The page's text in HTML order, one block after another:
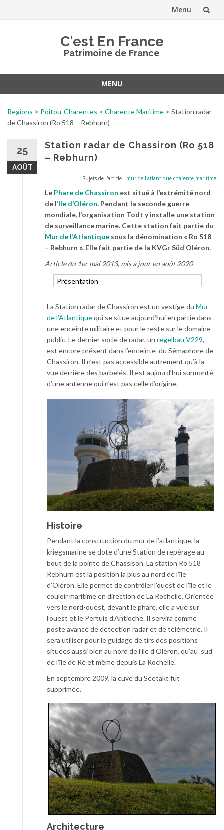
Menu
C'est En France
Patrimoine de France
MENU
contenu
Regions > Poitou-Charentes > Charente Maritime > Station radar
de Chassiron (Ro 518 – Rebhurn)
25
AOÛT
Station radar de Chassiron (Ro 518
– Rebhurn)
Sujets de l'article : mur de l'atlantique charente-maritime
Le Phare de Chassiron est situé à l’extrémité nord
de l’Ile d’Oléron. Pendant la seconde guerre
mondiale, l’organisation Todt y installe une station
de surveillance marine. Cette station fait partie du
Mur de l’Atlantique sous la dénomination « Ro 518
– Rebhurn ». Elle fait partie de la KVGr Süd Oléron.
Article du 1er mai 2013, mis a jour en août 2020
Présentation
La Station radar de Chassiron est un vestige du Mur
de l’Atlantiquequi se situe aujourd’hui en partie dans
une enceinte militaire et pour le reste sur le domaine
public. Le dernier socle de radar, un regelbau V229,
est encore présent dans l’enceinte du Sémaphore de
Chassiron. Il n’est pas accessible autrement qu’à la
vue derrière des barbelés. Il est aujourd’hui surmonté
d’une antenne qui n’est pas celle d’origine.
Histoire
Pendant la construction du mur de l’atlantique, la
kriegsmarine se dote d’une Station de repérage au
bout de la pointe de Chassison. La station Ro 518
Rebhurn est la position la plus au nord de l’île
d’Oléron. Elle permet de contrôler l’ouest de l’île et le
couloir maritime en direction de La Rochelle. Orientée
vers le nord-ouest, devant le phare, elle a vue sur
l’ouest et le Pertuis d’Antioche. Il servira comme
poste avancé de détection radar et de télémétrie. Il
sera utiliser pour le guidage de tirs des positions
situées aussi bien au nord de l’ile d’Oleron, qu’au sud
de l’île de Ré et même depuis La Rochelle.
En septembre 2009, la cuve du Seetakt fut
supprimée.
Architecture